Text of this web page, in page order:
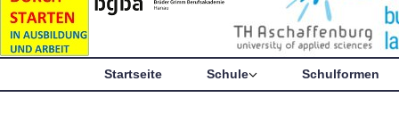
Startseite Schule Schulformen